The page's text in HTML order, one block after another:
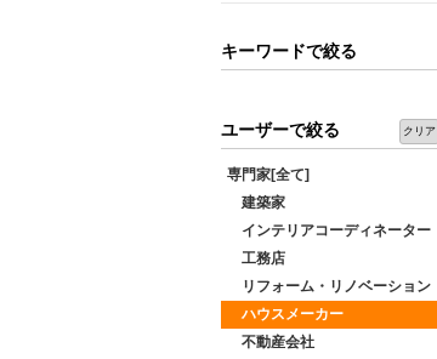
キーワードで絞る
ユーザーで絞る クリア
専門家[全て]
建築家
インテリアコーディネーター
工務店
リフォーム・リノベーション
ハウスメーカー
不動産会社